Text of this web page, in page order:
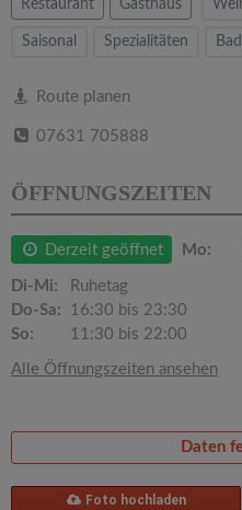
Restaurant Gasthaus
Saisonal Spezialitäten
Route planen
07631 705888
ÖFFNUNGSZEITEN
Derzeit geöffnet Mo:
Di-Mi:
Ruhetag
Do-Sa:
16:30 bis 23:30
So:
11:30 bis 22:00
Alle Öffnungszeiten ansehen
Daten
Foto hochladen
t
i